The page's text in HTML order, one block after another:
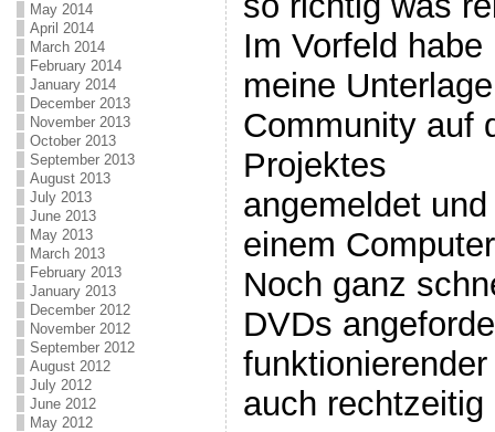
May 2014
April 2014
March 2014
February 2014
January 2014
December 2013
November 2013
October 2013
September 2013
August 2013
July 2013
June 2013
May 2013
March 2013
February 2013
January 2013
December 2012
November 2012
September 2012
August 2012
July 2012
June 2012
May 2012
Im Vorfeld
meine
Community auf
Projektes
angemeldet
einem
Noch ganz
DVDs
auch